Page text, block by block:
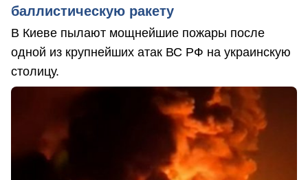
баллистическую ракету
В Киеве пылают мощнейшие пожары после
одной из крупнейших атак ВС РФ на украинскую
столицу.